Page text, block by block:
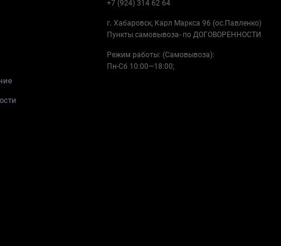
+7 (924) 314 62 64
г. Хабаровск, Карл Маркса 96 (ос.Павленко)
Пункты самовывоза- по ДОГОВОРЕННОСТИ
Режим работы: (Самовывоза):
Пн-Cб 10:00—18:00;